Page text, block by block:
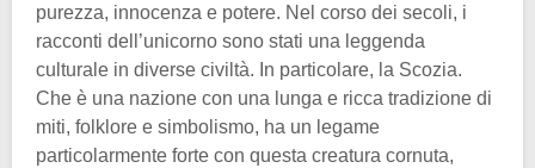
purezza, innocenza e potere. Nel corso dei secoli, i
racconti dell’unicorno sono stati una leggenda
culturale in diverse civiltà. In particolare, la Scozia.
Che è una nazione con una lunga e ricca tradizione di
miti, folklore e simbolismo, ha un legame
particolarmente forte con questa creatura cornuta,